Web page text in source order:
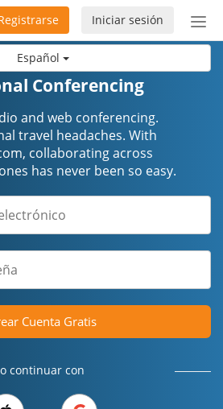
Español
de
Iniciar sesión
Conferencing
and web conferencing.
travel headaches. ​​​​​​​With
collaborating across
has never been so easy.
Cuenta Gratis
o continuar con